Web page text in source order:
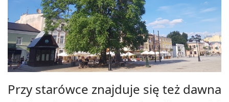
Przy starówce znajduje się też dawna